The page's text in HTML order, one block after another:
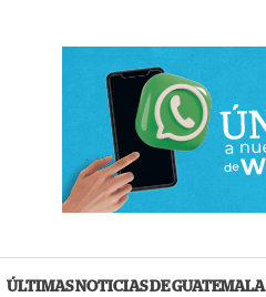
ÚLTIMAS NOTICIAS DE GUATEMALA